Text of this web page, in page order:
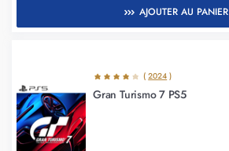
AJOUTER AU PANIER
( 2024 )
Gran Turismo 7 PS5